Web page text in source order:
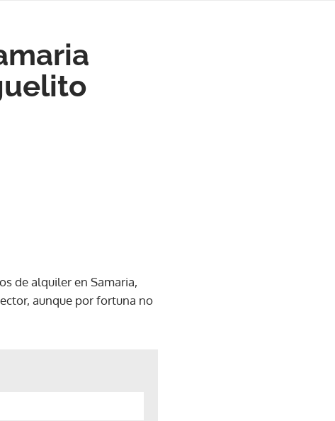
de alquiler en Samaria,
aunque por fortuna no